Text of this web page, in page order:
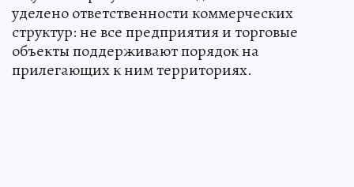
уделено ответственности коммерческих
структур: не все предприятия и торговые
объекты поддерживают порядок на
прилегающих к ним территориях.